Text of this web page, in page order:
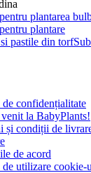
plantarea
plantare
confidențialitate
la BabyPlants!
și condiții de
de acord
utilizare cookie-